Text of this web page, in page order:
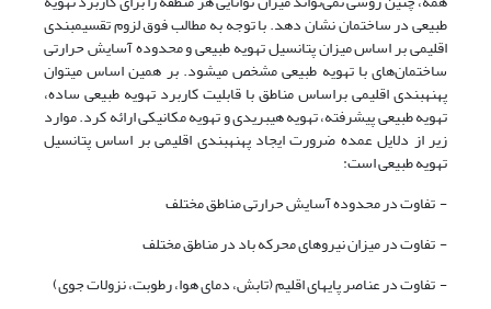
طبیعی در ساختمان نشان دهد. با توجه به مطالب فوق لزوم تقسیم­بندی
اقلیمی بر اساس میزان پتانسیل تهویه طبیعی و محدوده آسایش حرارتی
ساختمان‌های با تهویه طبیعی مشخص می­شود. بر همین اساس می­توان
پهنه­بندی اقلیمی براساس مناطق با قابلیت کاربرد تهویه طبیعی ساده،
تهویه طبیعی پیشرفته، تهویه هیبریدی و تهویه مکانیکی ارائه کرد. موارد
زیر از دلایل عمده ضرورت ایجاد پهنه­بندی اقلیمی بر اساس پتانسیل
تهویه طبیعی است:
- تفاوت در محدوده آسایش حرارتی مناطق مختلف
- تفاوت در میزان نیروهای محرکه باد در مناطق مختلف
- تفاوت در عناصر پایه­ای اقلیم (تابش، دمای هوا، رطوبت، نزولات جوی)